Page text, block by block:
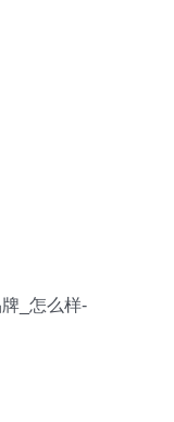
_怎么样-